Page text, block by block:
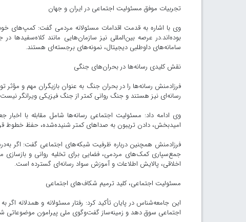
تجربیات موفق مسئولیت اجتماعی در ایران و جهان
بوده‌اند.در عرصه بین‌المللی نیز سازمان‌هایی مانند
سامانه‌های داوطلبی دیجیتال، نمونه‌های برجسته‌ای هستند.
نقش کلیدی رسانه‌ها در بحران‌های جنگی
فرزادمنش رسانه‌ها را در بحران جنگ به عنوان بازیگران مهم و
رسانه‌ای نیز هستند و جنگ روانی کمتر از جنگ فیزیکی ویرانگر
وی ادامه داد: مسئولیت اجتماعی رسانه‌ها شامل مقابله با
امیدبخش، دادن تریبون به صداهای کمتر شنیده‌شده، حفظ خطوط
فرزادمنش همچنین درباره ظرفیت شبکه‌های اجتماعی گفت: اگر
جمع‌سپاری کمک‌های مردمی، فضایی برای تخلیه روانی و بازسازی
اخلاقی، پالایش اطلاعات و آموزش سواد رسانه‌ای گسترده است.
مسئولیت اجتماعی، کلید ترمیم شکاف‌های اجتماعی
این جامعه‌شناس در پایان تأکید کرد: رفتار مسئولانه و
اجتماعی سوق دهد و زمینه‌ساز گفت‌وگوی ملی پیرامون موضوعاتی